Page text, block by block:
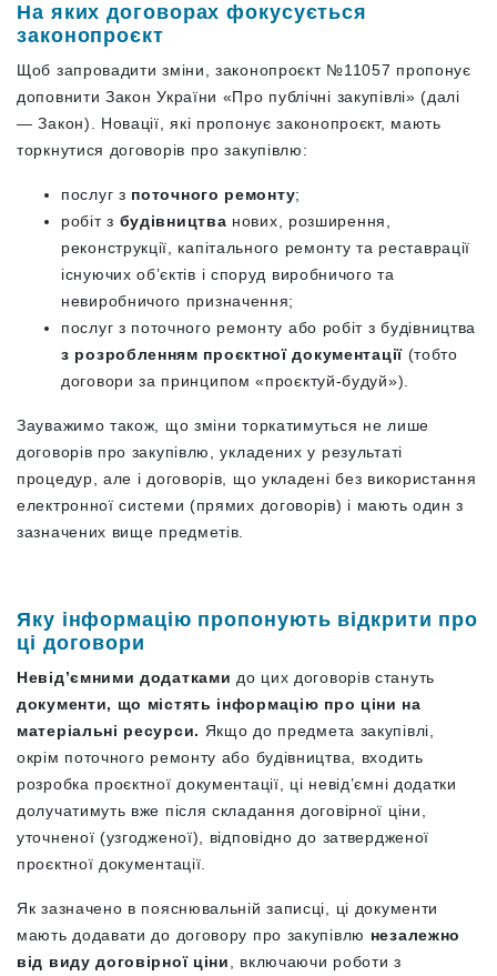
На яких договорах фокусується
законопроєкт
Щоб запровадити зміни, законопроєкт №11057 пропонує
доповнити Закон України «Про публічні закупівлі» (далі
— Закон). Новації, які пропонує законопроєкт, мають
торкнутися договорів про закупівлю:
послуг з поточного ремонту;
робіт з будівництва нових, розширення,
реконструкції, капітального ремонту та реставрації
існуючих об’єктів і споруд виробничого та
невиробничого призначення;
послуг з поточного ремонту або робіт з будівництва
з розробленням проєктної документації(тобто
договори за принципом «проєктуй-будуй»).
Зауважимо також, що зміни торкатимуться не лише
договорів про закупівлю, укладених у результаті
процедур, але і договорів, що укладені без використання
електронної системи (прямих договорів) і мають один з
зазначених вище предметів.
Яку інформацію пропонують відкрити про
ці договори
Невід’ємними додатками до цих договорів стануть
документи, що містять інформацію про ціни на
матеріальні ресурси. Якщо до предмета закупівлі,
окрім поточного ремонту або будівництва, входить
розробка проєктної документації, ці невід’ємні додатки
долучатимуть вже після складання договірної ціни,
уточненої (узгодженої), відповідно до затвердженої
проєктної документації.
Як зазначено в пояснювальній записці, ці документи
мають додавати до договору про закупівлю незалежно
від виду договірної ціни
, включаючи роботи з